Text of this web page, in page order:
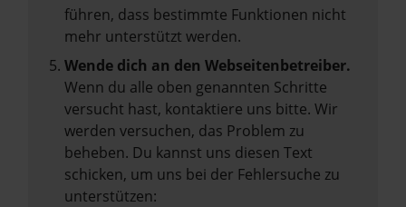
führen, dass bestimmte Funktionen nicht
mehr unterstützt werden.
Wende dich an den Webseitenbetreiber.
Wenn du alle oben genannten Schritte
versucht hast, kontaktiere uns bitte. Wir
werden versuchen, das Problem zu
beheben. Du kannst uns diesen Text
schicken, um uns bei der Fehlersuche zu
unterstützen: